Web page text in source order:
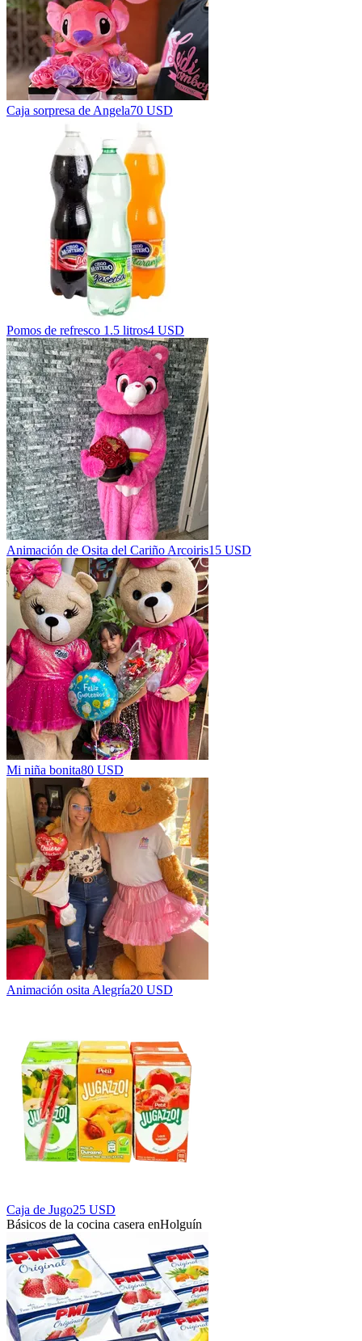
Caja sorpresa de Angela70 USD
Pomos de refresco 1.5 litros4 USD
Animación de Osita del Cariño Arcoiris15 USD
Mi niña bonita80 USD
Animación osita Alegría20 USD
Caja de Jugo25 USD
Básicos de la cocina casera enHolguín